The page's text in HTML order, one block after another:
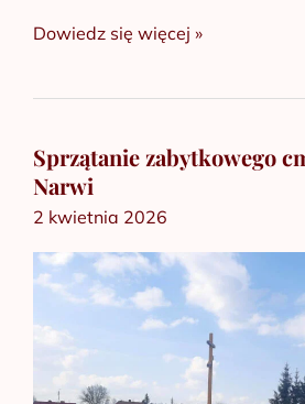
Dowiedz się więcej »
Sprzątanie zabytkowego
Narwi
2 kwietnia 2026
Sprzątanie
zabytkowego
cmentarza
w
Narwi